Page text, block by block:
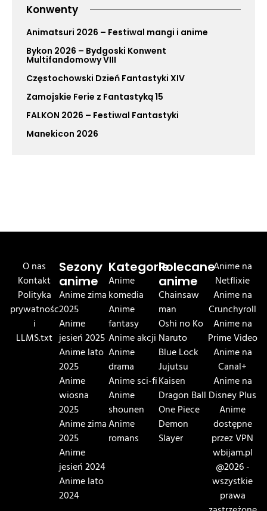
Konwenty
Animatsuri 2026 – Festiwal mangi i anime
Bykon 2026 – Bydgoski Konwent
Multifandomowy VIII
Częstochowski Dzień Fantastyki XIV
Zamojskie Ferie z Fantastyką 15
FALKON 2026 – Festiwal Fantastyki
Manekicon 2026
O nas
Kontakt
Polityka
prywatnośc
i
LLMS.txt
Sezony
anime
Anime zima
2025
Anime
jesień 2025
Anime lato
2025
Anime
wiosna
2025
Anime zima
2025
Anime
jesień 2024
Anime lato
2024
Kategorie
Anime
komedia
Anime
fantasy
Anime akcji
Anime
drama
Anime sci-fi
Anime
shounen
Anime
romans
Polecane
anime
Chainsaw
man
Oshi no Ko
Naruto
Blue Lock
Jujutsu
Kaisen
Dragon Ball
One Piece
Demon
Slayer
Anime na
Netflixie
Anime na
Crunchyroll
Anime na
Prime Video
Anime na
Canal+
Anime na
Disney Plus
Anime
dostępne
przez VPN
wbijam.pl
@2026 -
wszystkie
prawa